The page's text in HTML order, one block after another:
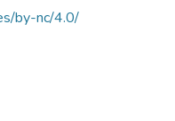
by-nc/4.0/